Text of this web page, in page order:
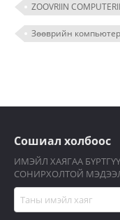
ZOOVRIIN
Зөөврийн
Сошиал холбоос
ИМЭЙЛ ХАЯГАА
СОНИРХОЛТОЙ